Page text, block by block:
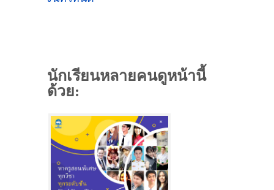
นักเรียนหลายคนดูหน้านี้
ด้วย: